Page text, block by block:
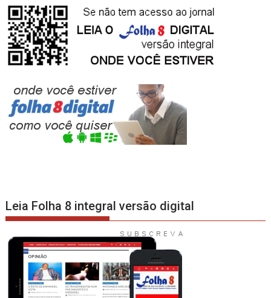
Leia Folha 8 integral versão digital